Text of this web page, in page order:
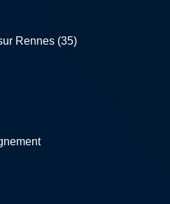
Rennes (35)